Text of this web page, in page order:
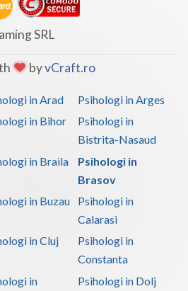
SRL
byvCraft.ro
in Arad
Psihologi in Arges
in Bihor
Psihologi in
Bistrita-Nasaud
in Braila
Psihologi in
Brasov
in Buzau
Psihologi in
Calarasi
in Cluj
Psihologi in
Constanta
in
Psihologi in Dolj